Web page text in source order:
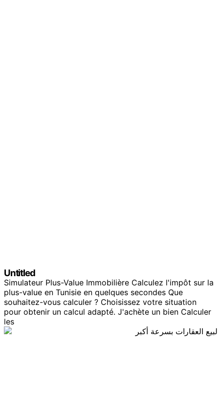
Untitled
Simulateur Plus-Value Immobilière Calculez l'impôt sur la
plus-value en Tunisie en quelques secondes Que
souhaitez-vous calculer ? Choisissez votre situation
pour obtenir un calcul adapté. J'achète un bien Calculer
les